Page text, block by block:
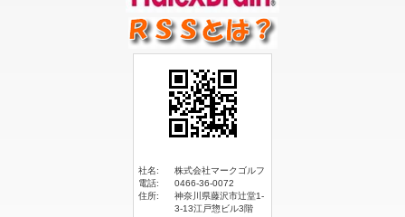
社名:
株式会社マークゴルフ
電話:
0466-36-0072
住所:
神奈川県藤沢市辻堂1-
3-13江戸惣ビル3階